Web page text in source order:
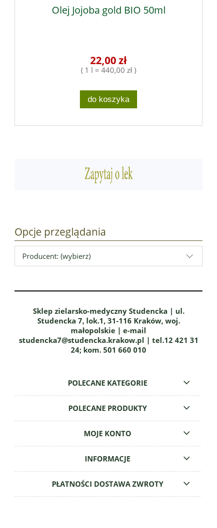
Olej Jojoba gold BIO 50ml
22,00 zł
( 1 l = 440,00 zł )
do koszyka
Opcje przeglądania
Producent: (wybierz)
Sklep zielarsko-medyczny Studencka | ul.
Studencka 7, lok.1, 31-116 Kraków, woj.
małopolskie | e-mail
studencka7@studencka.krakow.pl | tel.12 421 31
24; kom. 501 660 010
POLECANE KATEGORIE
POLECANE PRODUKTY
MOJE KONTO
INFORMACJE
PŁATNOŚCI DOSTAWA ZWROTY